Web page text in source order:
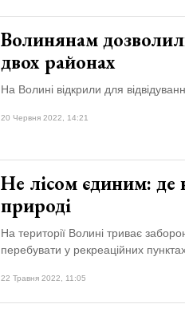
Волинянам
двох районах
На Волині відкрили для
20 Червня 2022, 14:21
Не лісом єдиним: де
природі
На території Волині триває
перебувати у рекреаційних
22 Травня 2022, 11:05